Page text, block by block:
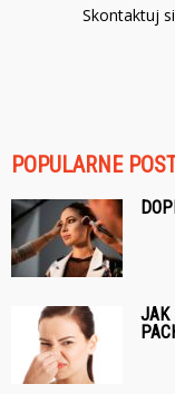
Skontaktuj
POPULARNE
JAK